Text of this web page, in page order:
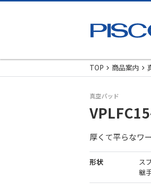
TOP
商品案内
真空パッド
厚くて平らなワ
形状
ス
継